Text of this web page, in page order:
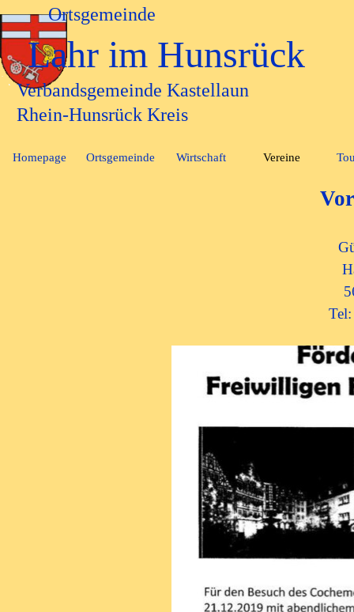
Direkt zum Seiteninhalt
Ortsgemeinde
Lahr im Hunsrück
Verbandsgemeinde Kastellaun
Rhein-Hunsrück Kreis
Homepage Ortsgemeinde ▼
Wirtschaft ▼
Vereine